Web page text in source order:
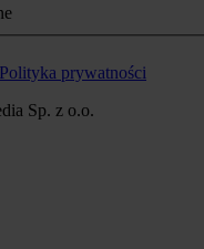
Polityka prywatności
Sp. z o.o.